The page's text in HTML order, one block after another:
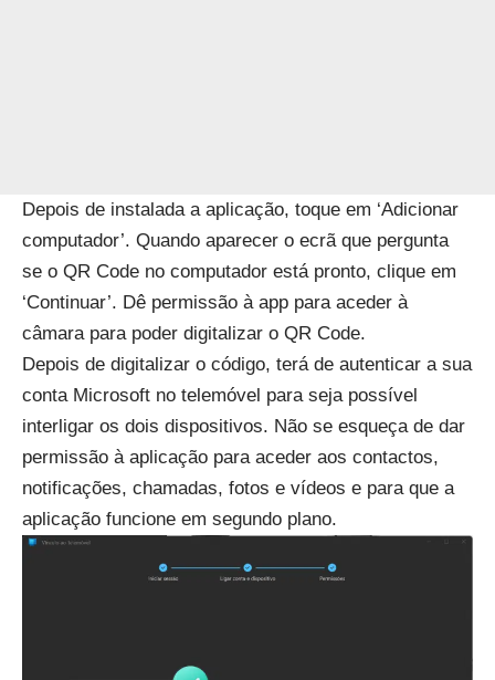
Depois de instalada a aplicação, toque em ‘Adicionar
computador’. Quando aparecer o ecrã que pergunta
se o QR Code no computador está pronto, clique em
‘Continuar’. Dê permissão à app para aceder à
câmara para poder digitalizar o QR Code.
Depois de digitalizar o código, terá de autenticar a sua
conta Microsoft no telemóvel para seja possível
interligar os dois dispositivos. Não se esqueça de dar
permissão à aplicação para aceder aos contactos,
notificações, chamadas, fotos e vídeos e para que a
aplicação funcione em segundo plano.